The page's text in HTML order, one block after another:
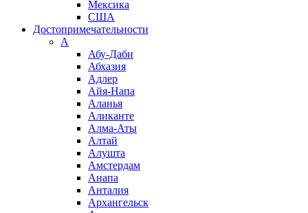
Мексика
США
Достопримечательности
А
Абу-Даби
Абхазия
Адлер
Айя-Напа
Аланья
Аликанте
Алма-Аты
Алтай
Алушта
Амстердам
Анапа
Анталия
Архангельск